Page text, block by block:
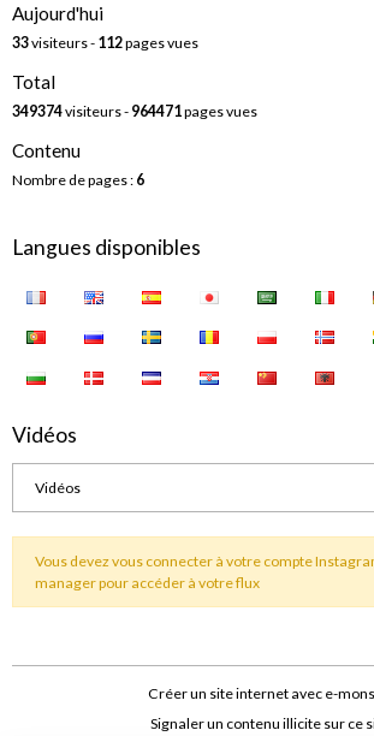
Aujourd'hui
33visiteurs - 112pages vues
Total
349374visiteurs - 964471pages vues
Contenu
Nombre de pages : 6
Langues disponibles
Vidéos
Vidéos
Vous devez vous connecter à votre compte
manager pour accéder à votre flux
Créer un site internet avec e-
Signaler un contenu illicite sur ce